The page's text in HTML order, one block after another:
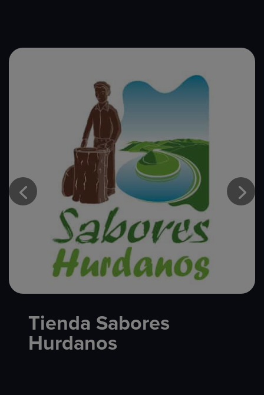
Tienda Sabores
Hurdanos